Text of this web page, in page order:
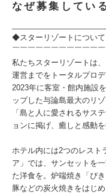
なぜ募集してい
◆スターリゾートについて
￣￣￣￣￣￣￣￣￣￣￣
私たちスターリゾートは
運営までをトータルプロ
2023年に客室・館内施設
ップした与論島最大のリ
「島と人に愛されるサス
ョンに掲げ、癒しと感動
ホテル内には2つのレスト
ア」では、サンセットを
た洋食を。炉端焼き「ぴ
豚などの炭火焼きをはじ